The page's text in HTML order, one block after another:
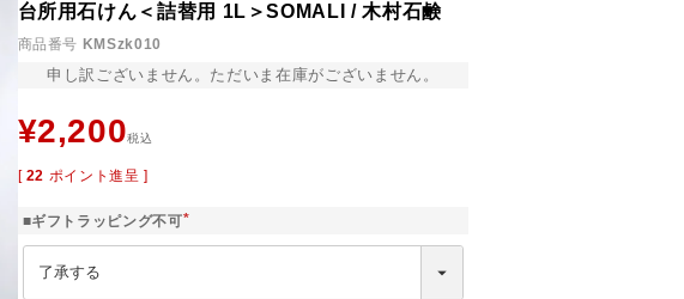
台所用石けん＜詰替用 1L＞SOMALI / 木村石鹸
商品番号 KMSzk010
申し訳ございません。ただいま在庫がございません。
¥2,200税込
[ 22 ポイント進呈 ]
■ギフトラッピング不可
必